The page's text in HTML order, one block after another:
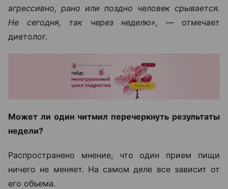
агрессивно, рано или поздно человек срывается.
Не сегодня, так через неделю», — отмечает
диетолог.
Может ли один читмил перечеркнуть результаты
недели?
Распространено мнение, что один прием пищи
ничего не меняет. На самом деле все зависит от
его объема.